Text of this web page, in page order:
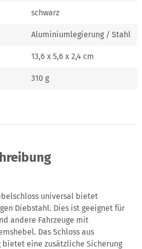
schwarz
Aluminiumlegierung / Stahl
13,6 x 5,6 x 2,4 cm
310 g
universal bietet
Diebstahl. Dies ist geeignet für
andere Fahrzeuge mit
Das Schloss aus
eine zusätzliche Sicherung